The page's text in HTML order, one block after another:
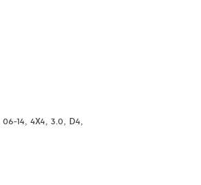
06-14, 4X4, 3.0, D4,